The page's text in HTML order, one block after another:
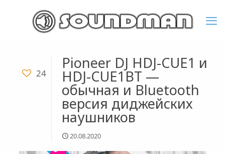
24
Pioneer DJ HDJ-CUE1 и
HDJ-CUE1BT —
обычная и Bluetooth
версия диджейских
наушников
20.08.2020